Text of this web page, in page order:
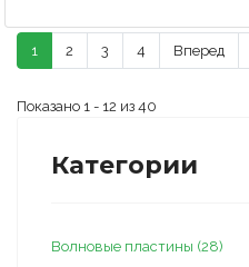
1 2 3 4 Вперед
Показано 1 - 12 из 40
Категории
Волновые пластины (28)